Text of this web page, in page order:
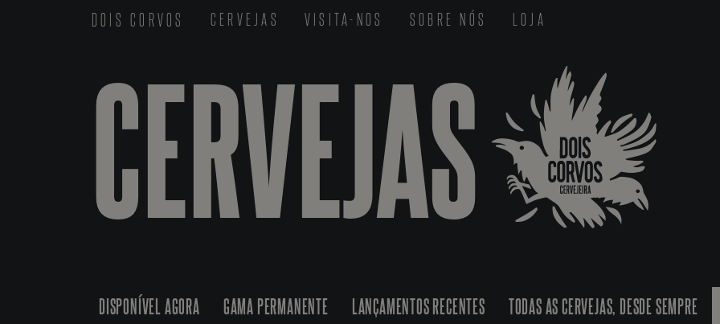
DOIS CORVOS CERVEJAS VISITA-NOS SOBRE NÓS LOJA
CERVEJAS
DISPONÍVEL AGORA GAMA PERMANENTE LANÇAMENTOS RECENTES TODAS AS CERVEJAS, DESDE SEMPRE